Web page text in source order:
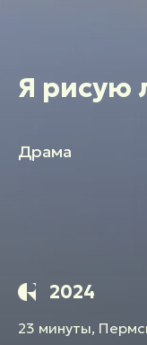
Я рисую
Драма
2024
23 минуты,